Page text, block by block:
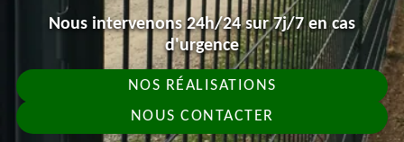
Nous intervenons 24h/24 sur 7j/7 en cas
d'urgence
NOS RÉALISATIONS
NOUS CONTACTER